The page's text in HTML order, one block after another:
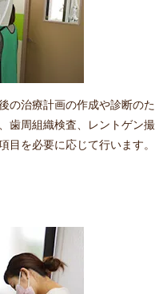
の治療計画の作成や診断のた
歯周組織検査、レントゲン撮
目を必要に応じて行います。